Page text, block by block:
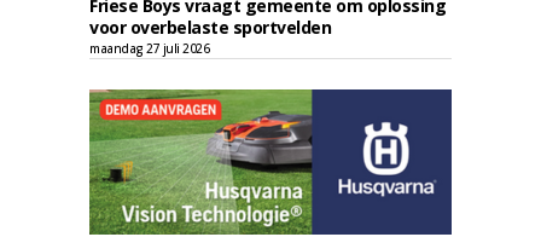
Friese Boys vraagt gemeente om oplossing
voor overbelaste sportvelden
maandag 27 juli 2026